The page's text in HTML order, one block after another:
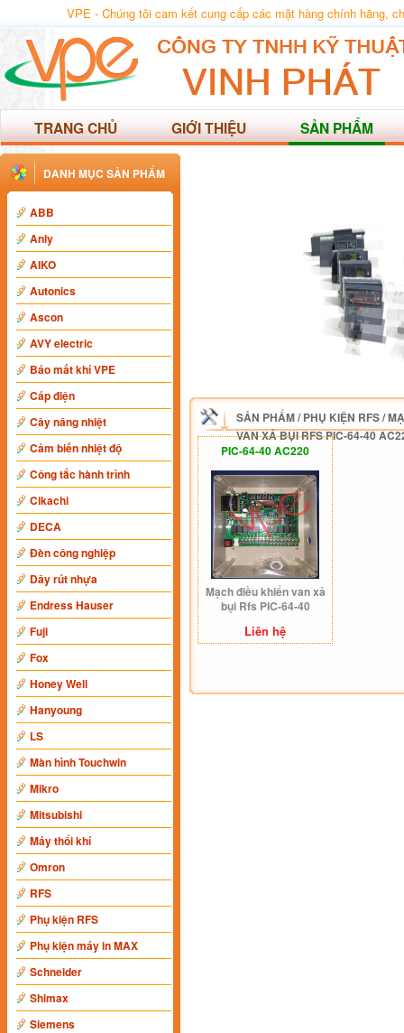
VPE - Chúng tôi cam kết cung cấp các mặt hàng chính hãng,
TRANG CHỦ GIỚI THIỆU SẢN PHẨM
DANH MỤC SẢN PHẨM
ABB
Anly
AIKO
Autonics
Ascon
AVY electric
Báo mất khí VPE
Cáp điện
Cây nâng nhiệt
Cảm biến nhiệt độ
Công tắc hành trình
Cikachi
DECA
Đèn công nghiệp
Dây rút nhựa
Endress Hauser
Fuji
Fox
Honey Well
Hanyoung
LS
Màn hình Touchwin
Mikro
Mitsubishi
Máy thổi khí
Omron
RFS
Phụ kiện RFS
Phụ kiện máy in MAX
Schneider
Shimax
Siemens
SẢN PHẨM/PHỤ KIỆN RFS/
VAN XẢ BỤI RFS PIC-64-40
PIC-64-40 AC220
Mạch điều khiển van xả
bụi Rfs PIC-64-40
Liên hệ